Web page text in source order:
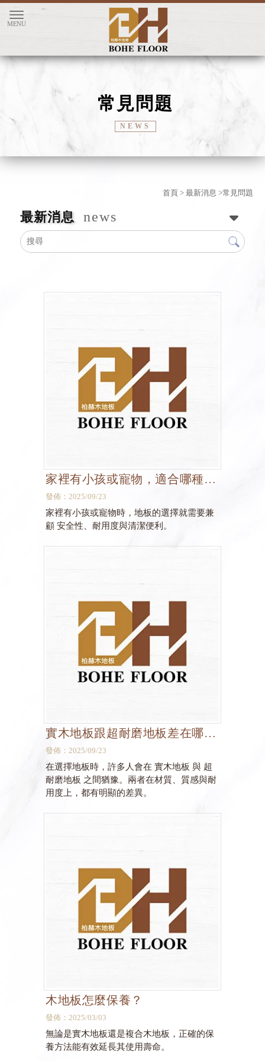
常見問題
首頁 > 最新消息 >常見問題
最新消息 news
家裡有小孩或寵物，適合哪種地
板？
發佈：2025/09/23
家裡有小孩或寵物時，地板的選擇就需要兼
顧 安全性、耐用度與清潔便利。
實木地板跟超耐磨地板差在哪
裡？
發佈：2025/09/23
在選擇地板時，許多人會在 實木地板 與 超
耐磨地板 之間猶豫。兩者在材質、質感與耐
用度上，都有明顯的差異。
木地板怎麼保養？
發佈：2025/03/03
無論是實木地板還是複合木地板，正確的保
養方法能有效延長其使用壽命。